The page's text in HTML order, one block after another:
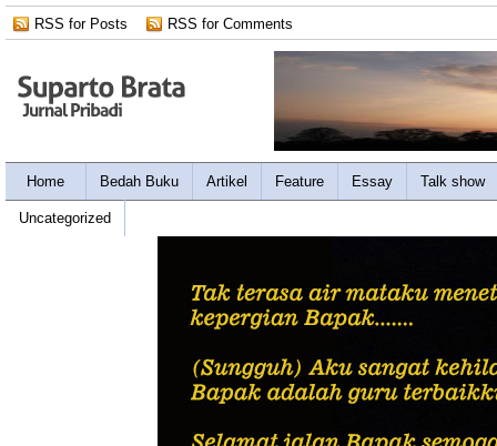
RSS for Posts RSS for Comments
Home Bedah Buku Artikel Feature Essay Talk show
Uncategorized